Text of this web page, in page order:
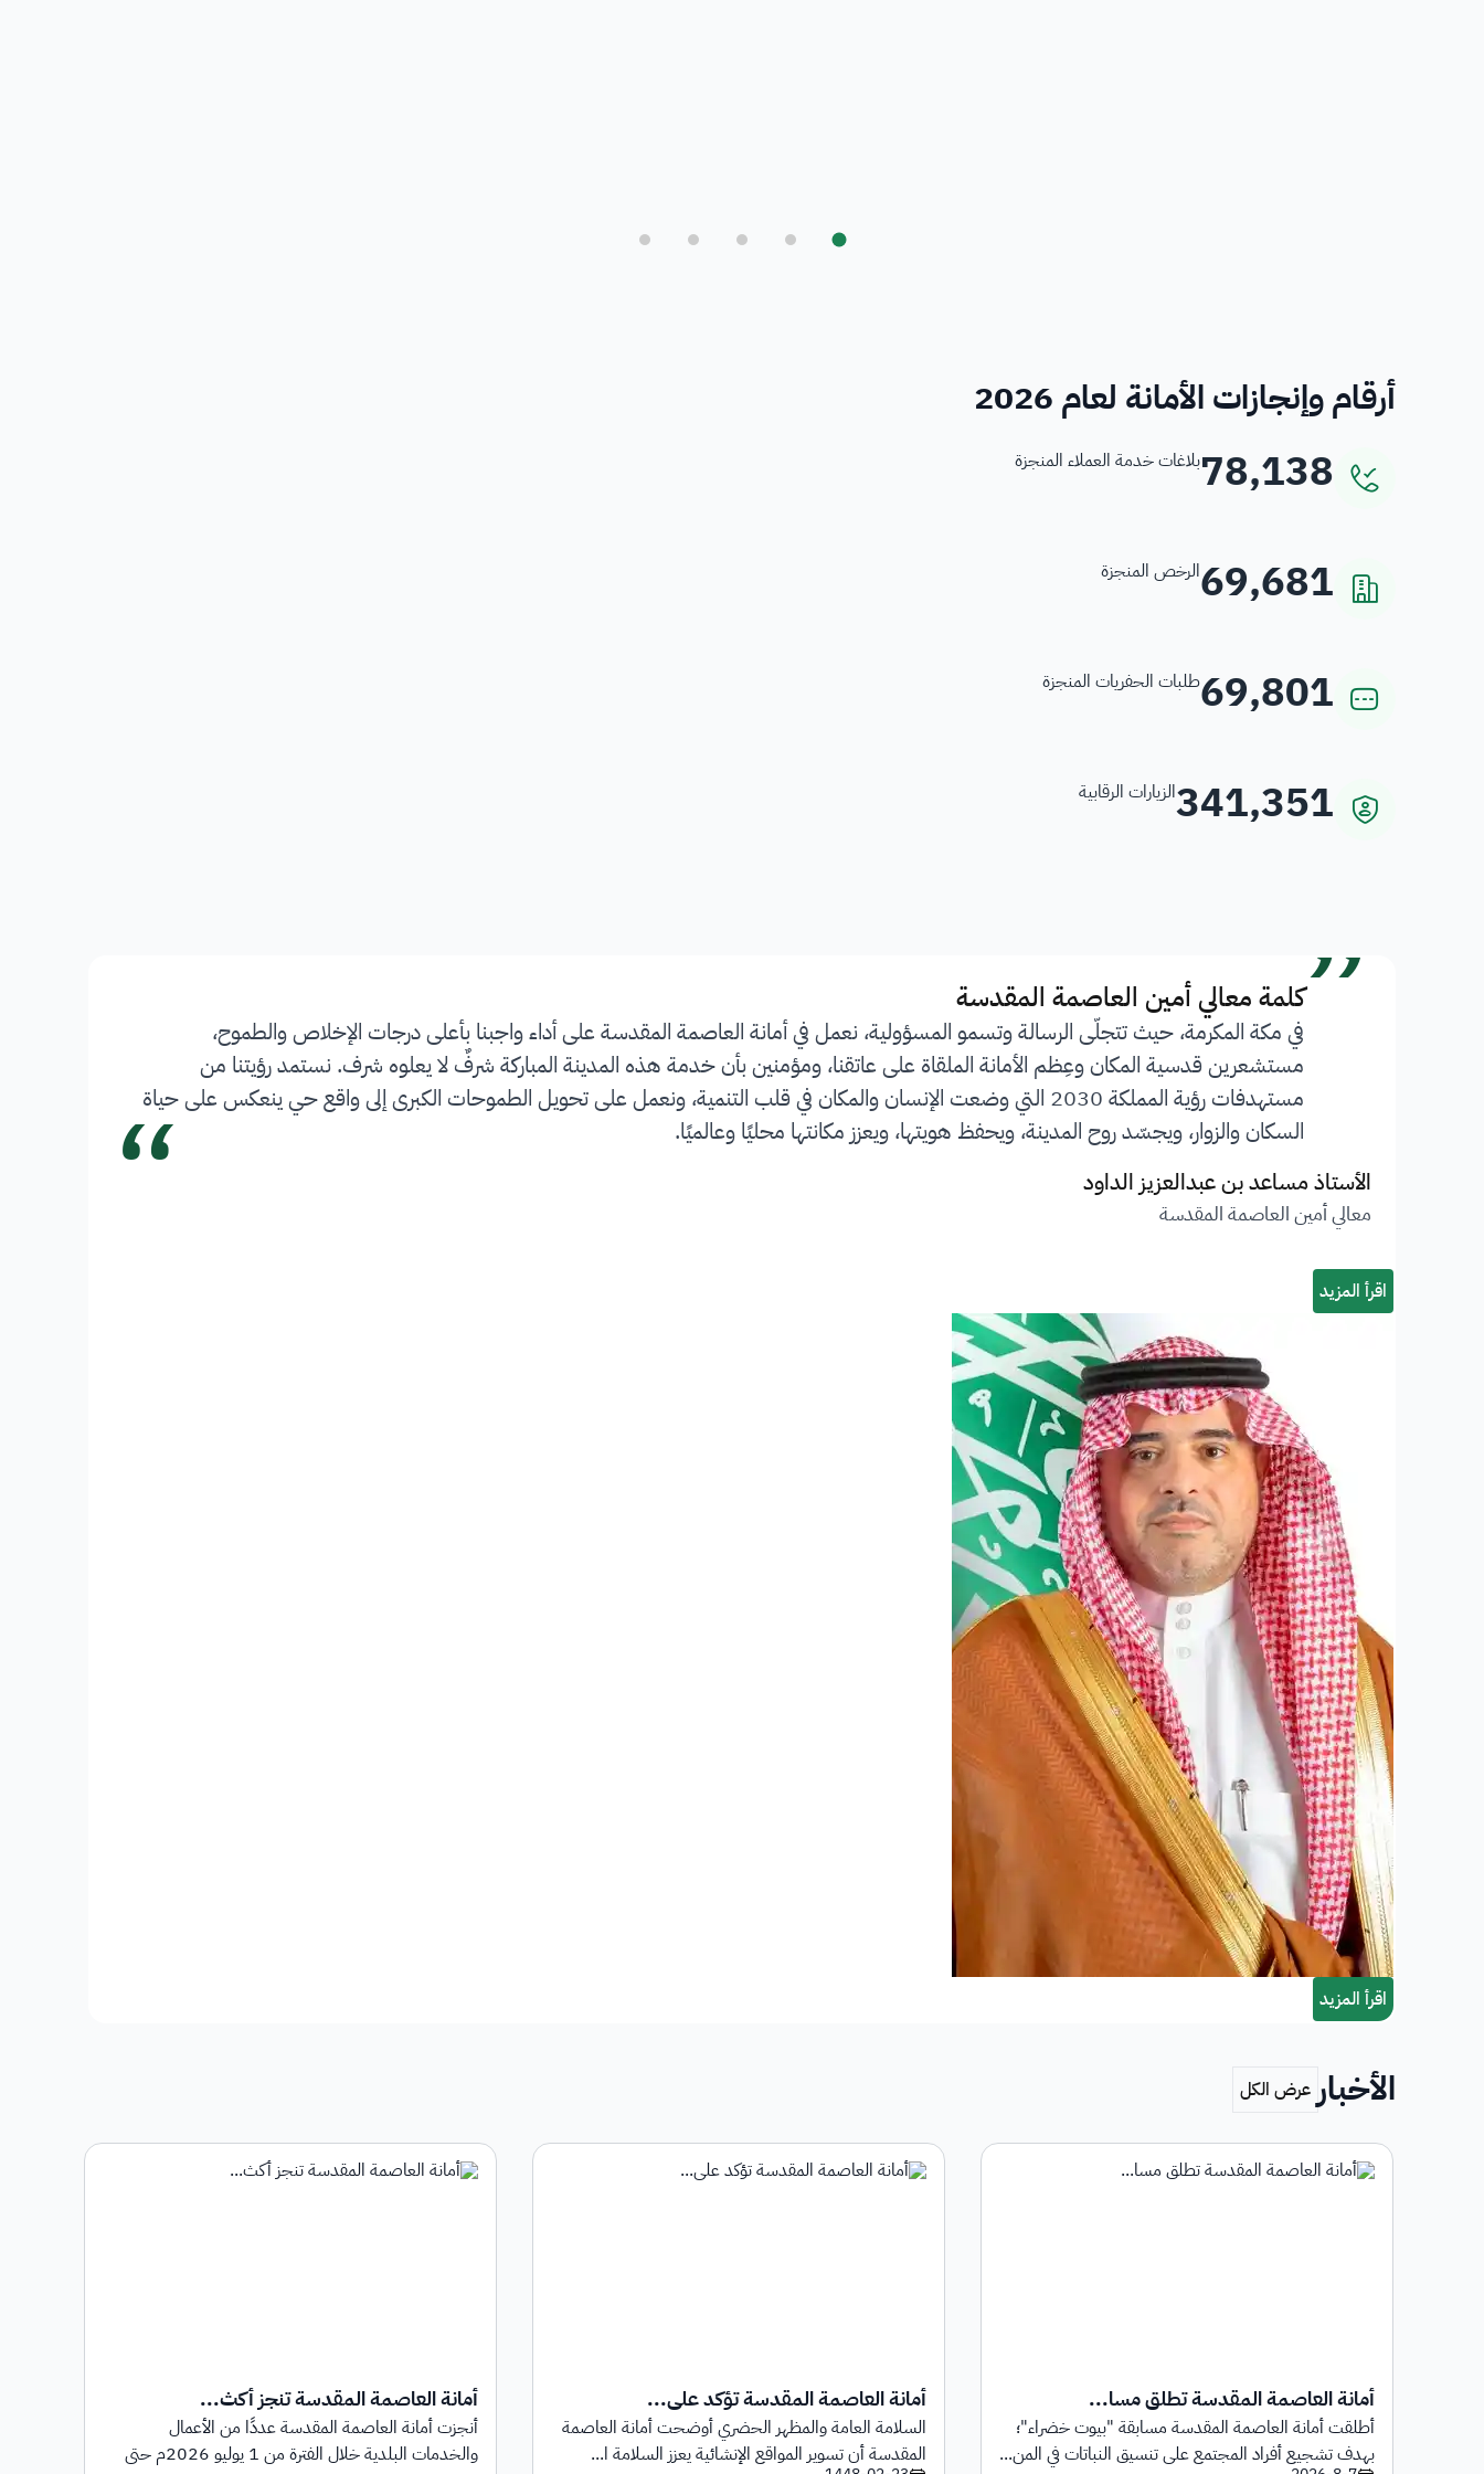
أرقام وإنجازات الأمانة لعام 2026
78,138بلاغات خدمة العملاء المنجزة
69,681الرخص المنجزة
69,801طلبات الحفريات المنجزة
341,351الزيارات الرقابية
”كلمة معالي أمين العاصمة المقدسة
في مكة المكرمة، حيث تتجلّى الرسالة وتسمو المسؤولية، نعمل في أمانة العاصمة المقدسة على أداء واجبنا بأعلى درجات الإخلاص والطموح،
مستشعرين قدسية المكان وعِظم الأمانة الملقاة على عاتقنا، ومؤمنين بأن خدمة هذه المدينة المباركة شرفٌ لا يعلوه شرف. نستمد رؤيتنا من
مستهدفات رؤية المملكة 2030 التي وضعت الإنسان والمكان في قلب التنمية، ونعمل على تحويل الطموحات الكبرى إلى واقع حي ينعكس على حياة
السكان والزوار، ويجسّد روح المدينة، ويحفظ هويتها، ويعزز مكانتها محليًا وعالميًا.
الأستاذ مساعد بن عبدالعزيز الداود
معالي أمين العاصمة المقدسة “
الأخبار
أمانة العاصمة المقدسة تطلق مسا...
أطلقت أمانة العاصمة المقدسة مسابقة "بيوت خضراء"؛
بهدف تشجيع أفراد المجتمع على تنسيق النباتات في المن...
أمانة العاصمة المقدسة تؤكد على...
السلامة العامة والمظهر الحضري أوضحت أمانة العاصمة
المقدسة أن تسوير المواقع الإنشائية يعزز السلامة ا...
أمانة العاصمة المقدسة تنجز أكث...
أنجزت أمانة العاصمة المقدسة عددًا من الأعمال
والخدمات البلدية خلال الفترة من 1 يوليو 2026م حتى